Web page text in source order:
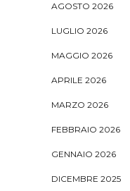
AGOSTO 2026
LUGLIO 2026
MAGGIO 2026
APRILE 2026
MARZO 2026
FEBBRAIO 2026
GENNAIO 2026
DICEMBRE 2025